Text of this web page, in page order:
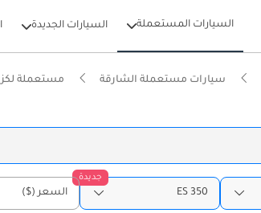
السيارات المستعملة السيارات الجديدة
سيارات مستعملة الشارقة مستعملة
جديدة
ES 350 السعر ($)